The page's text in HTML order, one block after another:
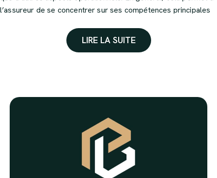
l’assureur de se concentrer sur ses compétences principales
LIRE LA SUITE